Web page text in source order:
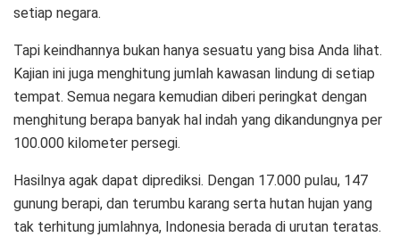
setiap negara.
Tapi keindhannya bukan hanya sesuatu yang bisa Anda lihat.
Kajian ini juga menghitung jumlah kawasan lindung di setiap
tempat. Semua negara kemudian diberi peringkat dengan
menghitung berapa banyak hal indah yang dikandungnya per
100.000 kilometer persegi.
Hasilnya agak dapat diprediksi. Dengan 17.000 pulau, 147
gunung berapi, dan terumbu karang serta hutan hujan yang
tak terhitung jumlahnya, Indonesia berada di urutan teratas.